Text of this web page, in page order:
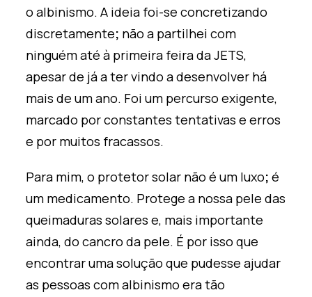
o albinismo. A ideia foi-se concretizando
discretamente; não a partilhei com
ninguém até à primeira feira da JETS,
apesar de já a ter vindo a desenvolver há
mais de um ano. Foi um percurso exigente,
marcado por constantes tentativas e erros
e por muitos fracassos.
Para mim, o protetor solar não é um luxo;é
um medicamento. Protege a nossa pele das
queimaduras solares e, mais importante
ainda, do cancro da pele. É por isso que
encontrar uma solução que pudesse ajudar
as pessoas com albinismo era tão